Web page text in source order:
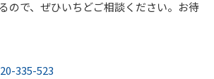
ので、ぜひいちどご相談ください。お待
335-523